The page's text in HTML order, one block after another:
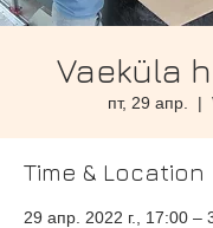
Vaeküla
пт, 29 апр.
  |
Time & Location
29 апр. 2022 г., 17:00 –